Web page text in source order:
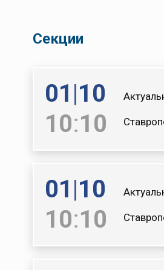
Секции
01 |10
10:10
01 |10
10:10